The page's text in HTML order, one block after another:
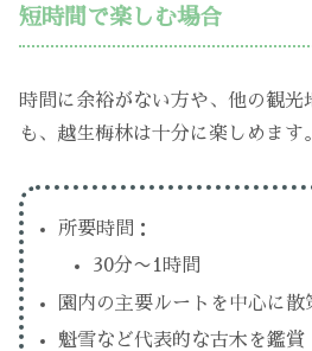
短時間で楽しむ場合
時間に余裕がない方や、他の観光
も、越生梅林は十分に楽しめます。
所要時間：
30分〜1時間
園内の主要ルートを中心に散
魁雪など代表的な古木を鑑賞